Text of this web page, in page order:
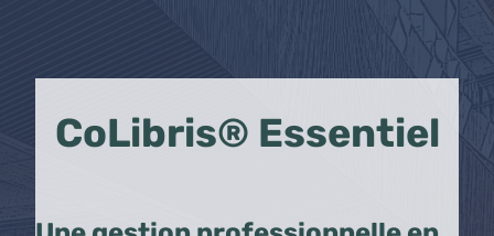
CoLibris® Essentiel